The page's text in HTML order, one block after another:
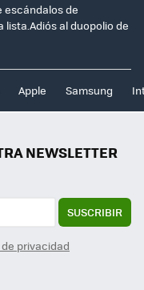
escándalos de
lista.Adiós al duopolio de
Apple Samsung
NEWSLETTER
SUSCRIBIR
privacidad